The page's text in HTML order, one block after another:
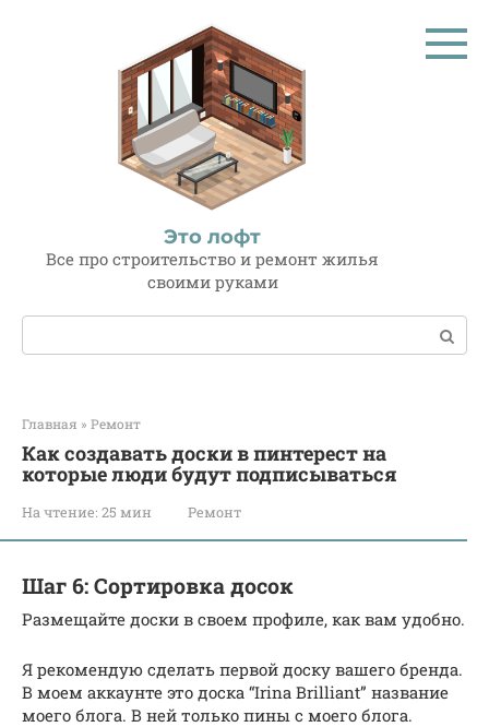
Это лофт
Все про строительство и ремонт жилья
своими руками
Поиск:
Главная » Ремонт
Как создавать доски в пинтерест на
которые люди будут подписываться
На чтение: 25 мин Ремонт
Шаг 6: Сортировка досок
Размещайте доски в своем профиле, как вам удобно.
Я рекомендую сделать первой доску вашего бренда.
В моем аккаунте это доска “Irina Brilliant” название
моего блога. В ней только пины с моего блога.